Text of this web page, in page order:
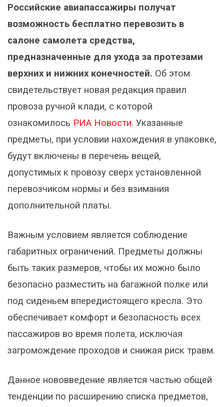
Российские авиапассажиры получат
возможность бесплатно перевозить в
салоне самолета средства,
предназначенные для ухода за протезами
верхних и нижних конечностей. Об этом
свидетельствует новая редакция правил
провоза ручной клади, с которой
ознакомилось РИА Новости. Указанные
предметы, при условии нахождения в упаковке,
будут включены в перечень вещей,
допустимых к провозу сверх установленной
перевозчиком нормы и без взимания
дополнительной платы.
Важным условием является соблюдение
габаритных ограничений. Предметы должны
быть таких размеров, чтобы их можно было
безопасно разместить на багажной полке или
под сиденьем впередистоящего кресла. Это
обеспечивает комфорт и безопасность всех
пассажиров во время полета, исключая
загромождение проходов и снижая риск травм.
Данное нововведение является частью общей
тенденции по расширению списка предметов,